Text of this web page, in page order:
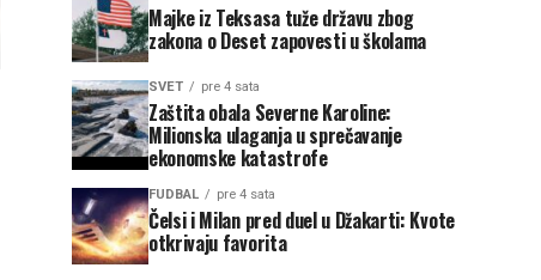
Majke iz Teksasa tuže državu zbog
zakona o Deset zapovesti u školama
SVET pre 4 sata
Zaštita obala Severne Karoline:
Milionska ulaganja u sprečavanje
ekonomske katastrofe
FUDBAL pre 4 sata
Čelsi i Milan pred duel u Džakarti: Kvote
otkrivaju favorita